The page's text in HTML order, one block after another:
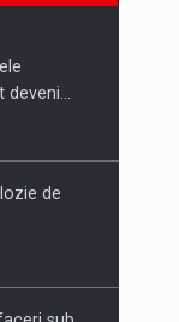
2026,
de